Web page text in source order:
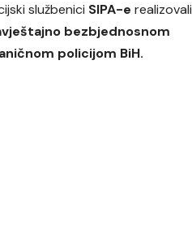
službenici SIPA-e realizovali
bezbjednosnom
policijom BiH.